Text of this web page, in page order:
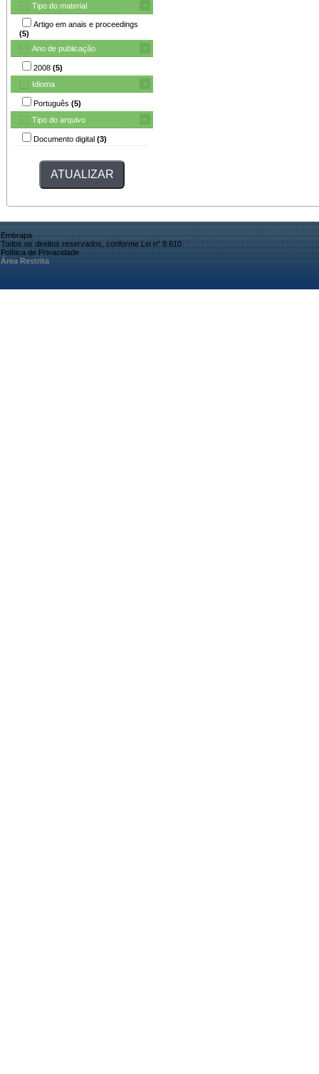
Tipo do material
Artigo em anais e proceedings
(5)
Ano de publicação
2008 (5)
Idioma
Português (5)
Tipo do arquivo
Documento digital (3)
Embrapa
Todos os direitos reservados, conforme Lei n° 9.610
Política de Privacidade
Área Restrita